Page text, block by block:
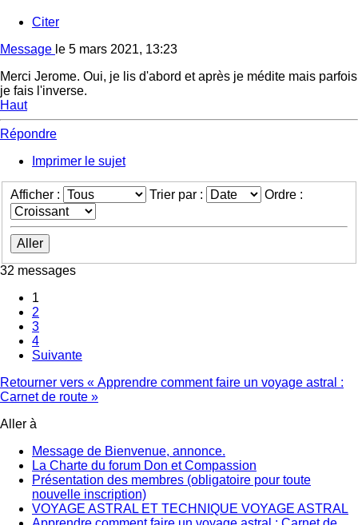
Citer
Message le 5 mars 2021, 13:23
Merci Jerome. Oui, je lis d'abord et après je médite mais parfois
je fais l'inverse.
Haut
Répondre
Imprimer le sujet
Afficher : Trier par : Ordre :
32 messages
1
2
3
4
Suivante
Retourner vers « Apprendre comment faire un voyage astral :
Carnet de route »
Aller à
Message de Bienvenue, annonce.
La Charte du forum Don et Compassion
Présentation des membres (obligatoire pour toute
nouvelle inscription)
VOYAGE ASTRAL ET TECHNIQUE VOYAGE ASTRAL